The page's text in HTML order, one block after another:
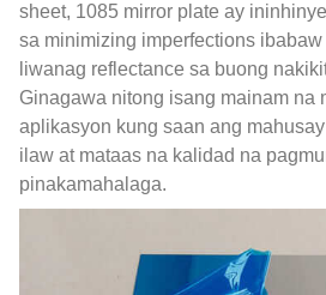
sheet, 1085 mirror plate ay
sa minimizing imperfections
liwanag reflectance sa buong
Ginagawa nitong isang mainam na
aplikasyon kung saan ang
ilaw at mataas na kalidad na
pinakamahalaga.